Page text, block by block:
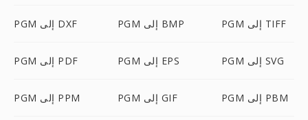
PGM إلى DXF PGM إلى BMP PGM إلى TIFF
PGM إلى PDF PGM إلى EPS PGM إلى SVG
PGM إلى PPM PGM إلى GIF PGM إلى PBM